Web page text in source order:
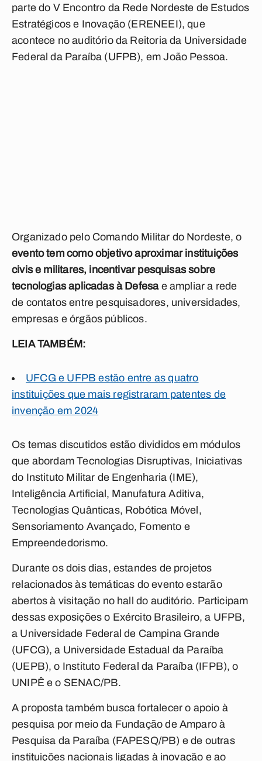
parte do V Encontro da Rede Nordeste de Estudos
Estratégicos e Inovação (ERENEEI), que
acontece no auditório da Reitoria da Universidade
Federal da Paraíba (UFPB), em João Pessoa.
Organizado pelo Comando Militar do Nordeste, o
evento tem como objetivo aproximar instituições
civis e militares, incentivar pesquisas sobre
tecnologias aplicadas à Defesae ampliar a rede
de contatos entre pesquisadores, universidades,
empresas e órgãos públicos.
LEIA TAMBÉM:
UFCG e UFPB estão entre as quatro
instituições que mais registraram patentes de
invenção em 2024
Os temas discutidos estão divididos em módul os
que abordam Tecnologias Disruptivas, Iniciativas
do Instituto Militar de Engenharia (IME),
Inteligência Artificial, Manufatura Aditiva,
Tecnologias Quânticas, Robótica Móvel,
Sensoriamento Avançado, Fomento e
Empreendedorismo.
Durante os dois dias, estandes de projetos
relacionados às temáticas do evento estarão
abertos à visitação no hall do auditório. Participam
dessas exposições o Exército Brasileiro, a UFPB,
a Universidade Federal de Campina Grande
(UFCG), a Universidade Estadual da Paraíba
(UEPB), o Instituto Federal da Paraíba (IFPB), o
UNIPÊ e o SENAC/PB.
A proposta também busca fortalecer o apoio à
pesquisa por meio da Fundação de Amparo à
Pesquisa da Paraíba (FAPESQ/PB) e de outras
instituições nacionais ligadas à inovação e ao